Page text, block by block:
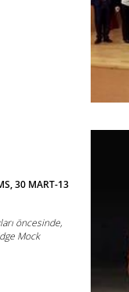
30 MART-13
öncesinde,
Mock